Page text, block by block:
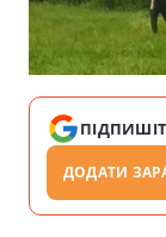
ДОДАТИ